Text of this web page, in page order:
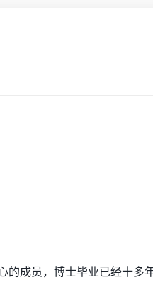
的成员，博士毕业已经十多